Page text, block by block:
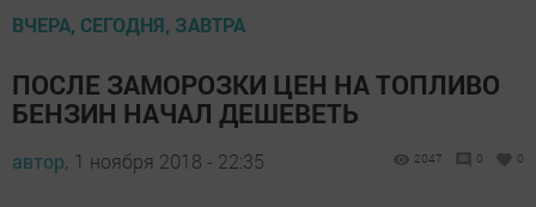
ВЧЕРА, СЕГОДНЯ, ЗАВТРА
ПОСЛЕ ЗАМОРОЗКИ ЦЕН НА ТОПЛИВО
БЕНЗИН НАЧАЛ ДЕШЕВЕТЬ
автор, 1 ноября 2018 - 22:35 2047 0 0